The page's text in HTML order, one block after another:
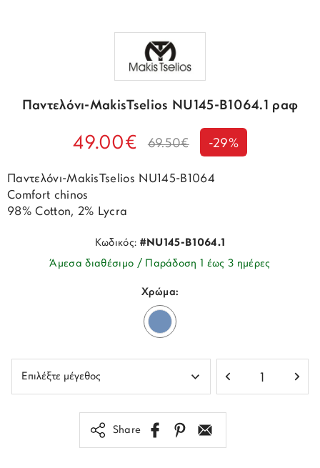
Παντελόνι-MakisTselios NU145-B1064.1 ραφ
49.00€ 69.50€ -29%
Παντελόνι-MakisTselios NU145-B1064
Comfort chinos
98% Cotton, 2% Lycra
Κωδικός: #NU145-B1064.1
Άμεσα διαθέσιμο / Παράδοση 1 έως 3 ημέρες
Χρώμα:
Share